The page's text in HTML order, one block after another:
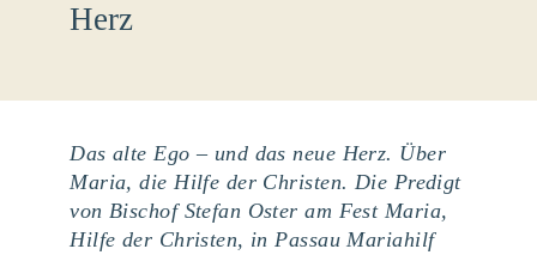
Herz
Das alte Ego – und das neue Herz. Über
Maria, die Hilfe der Christen. Die Predigt
von Bischof Stefan Oster am Fest Maria,
Hilfe der Christen, in Passau Mariahilf